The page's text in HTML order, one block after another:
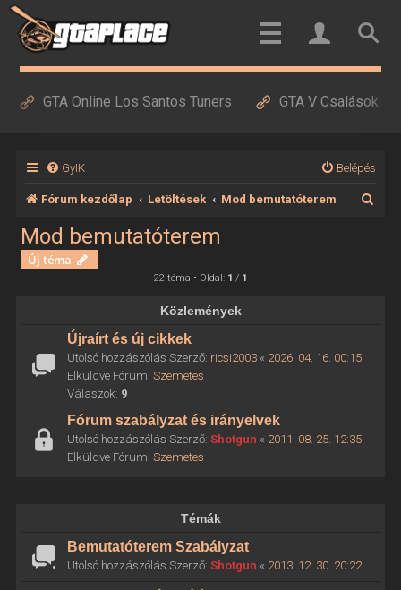
GTA Online Los Santos Tuners GTA V Csalások
GyIK Belépés
Fórum kezdőlap Letöltések Mod bemutatóterem
Mod bemutatóterem
Új téma
22 téma • Oldal: 1 / 1
Közlemények
Újraírt és új cikkek
Utolsó hozzászólás Szerző: ricsi2003« 2026. 04. 16. 00:15
Elküldve Fórum: Szemetes
Válaszok: 9
Fórum szabályzat és irányelvek
Utolsó hozzászólás Szerző: Shotgun « 2011. 08. 25. 12:35
Elküldve Fórum: Szemetes
Témák
Bemutatóterem Szabályzat
Utolsó hozzászólás Szerző: Shotgun « 2013. 12. 30. 20:22